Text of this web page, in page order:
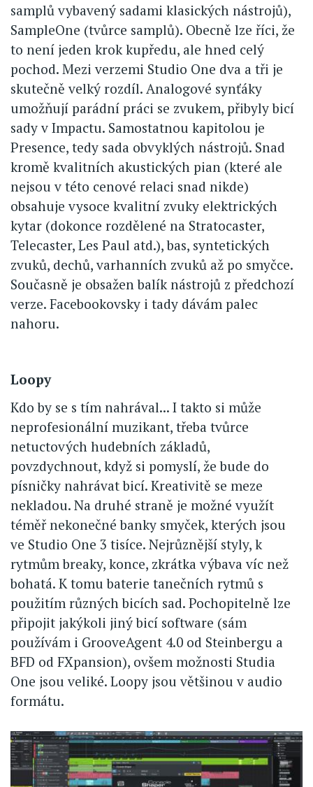
samplů vybavený sadami klasických nástrojů),
SampleOne (tvůrce samplů). Obecně lze říci, že
to není jeden krok kupředu, ale hned celý
pochod. Mezi verzemi Studio One dva a tři je
skutečně velký rozdíl. Analogové synťáky
umožňují parádní práci se zvukem, přibyly bicí
sady v Impactu. Samostatnou kapitolou je
Presence, tedy sada obvyklých nástrojů. Snad
kromě kvalitních akustických pian (které ale
nejsou v této cenové relaci snad nikde)
obsahuje vysoce kvalitní zvuky elektrických
kytar (dokonce rozdělené na Stratocaster,
Telecaster, Les Paul atd.), bas, syntetických
zvuků, dechů, varhanních zvuků až po smyčce.
Současně je obsažen balík nástrojů z předchozí
verze. Facebookovsky i tady dávám palec
nahoru.
Loopy
Kdo by se s tím nahrával... I takto si může
neprofesionální muzikant, třeba tvůrce
netuctových hudebních základů,
povzdychnout, když si pomyslí, že bude do
písničky nahrávat bicí. Kreativitě se meze
nekladou. Na druhé straně je možné využít
téměř nekonečné banky smyček, kterých jsou
ve Studio One 3 tisíce. Nejrůznější styly, k
rytmům breaky, konce, zkrátka výbava víc než
bohatá. K tomu baterie tanečních rytmů s
použitím různých bicích sad. Pochopitelně lze
připojit jakýkoli jiný bicí software (sám
používám i GrooveAgent 4.0 od Steinbergu a
BFD od FXpansion), ovšem možnosti Studia
One jsou veliké. Loopy jsou většinou v audio
formátu.